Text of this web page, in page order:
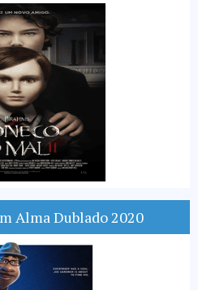
Alma Dublado 2020